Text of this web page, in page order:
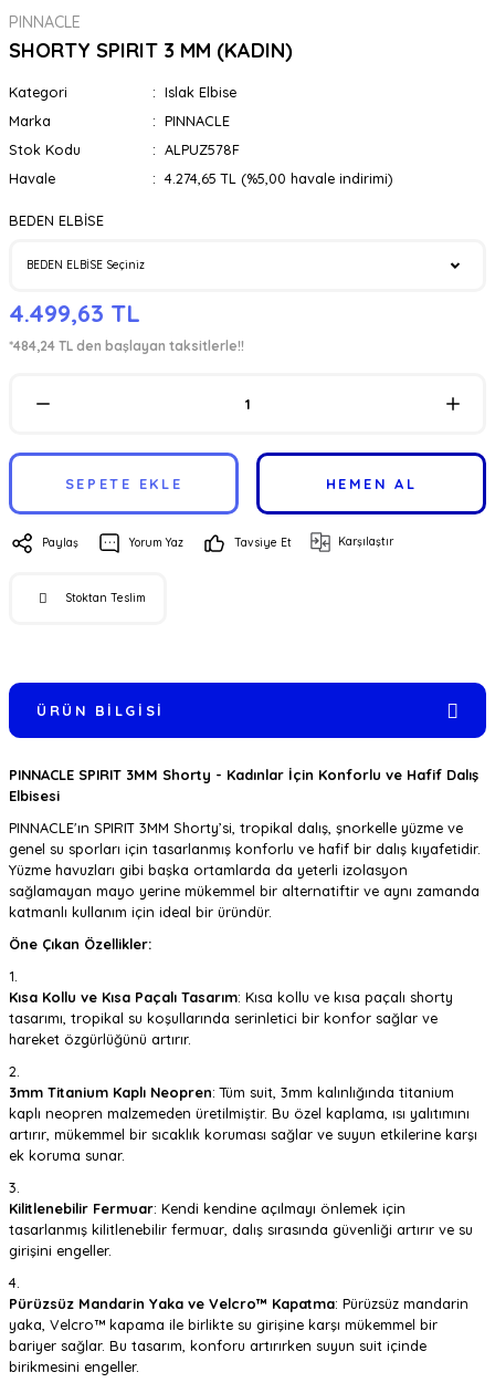
PINNACLE
SHORTY SPIRIT 3 MM (KADIN)
Kategori
Islak Elbise
Marka
PINNACLE
Stok Kodu
ALPUZ578F
Havale
4.274,65 TL (%5,00 havale indirimi)
BEDEN ELBİSE
4.499,63 TL
*484,24 TL den başlayan taksitlerle!!
SEPETE EKLE HEMEN AL
Paylaş Yorum Yaz Tavsiye Et Karşılaştır
Stoktan Teslim
ÜRÜN BILGISI
PINNACLE SPIRIT 3MM Shorty - Kadınlar İçin Konforlu ve Hafif Dalış
Elbisesi
PINNACLE'ın SPIRIT 3MM Shorty’si, tropikal dalış, şnorkelle yüzme ve
genel su sporları için tasarlanmış konforlu ve hafif bir dalış kıyafetidir.
Yüzme havuzları gibi başka ortamlarda da yeterli izolasyon
sağlamayan mayo yerine mükemmel bir alternatiftir ve aynı zamanda
katmanlı kullanım için ideal bir üründür.
Öne Çıkan Özellikler:
Kısa Kollu ve Kısa Paçalı Tasarım: Kısa kollu ve kısa paçalı shorty
tasarımı, tropikal su koşullarında serinletici bir konfor sağlar ve
hareket özgürlüğünü artırır.
3mm Titanium Kaplı Neopren: Tüm suit, 3mm kalınlığında titanium
kaplı neopren malzemeden üretilmiştir. Bu özel kaplama, ısı yalıtımını
artırır, mükemmel bir sıcaklık koruması sağlar ve suyun etkilerine karşı
ek koruma sunar.
Kilitlenebilir Fermuar: Kendi kendine açılmayı önlemek için
tasarlanmış kilitlenebilir fermuar, dalış sırasında güvenliği artırır ve su
girişini engeller.
Pürüzsüz Mandarin Yaka ve Velcro™ Kapatma: Pürüzsüz mandarin
yaka, Velcro™ kapama ile birlikte su girişine karşı mükemmel bir
bariyer sağlar. Bu tasarım, konforu artırırken suyun suit içinde
birikmesini engeller.